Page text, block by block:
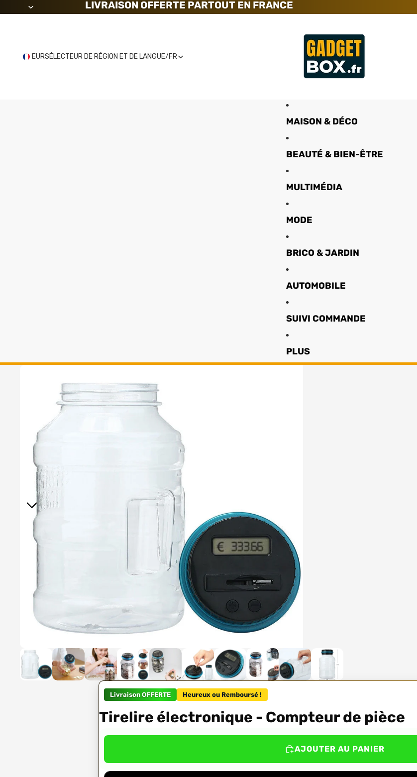
LIVRAISON OFFERTE PARTOUT EN FRANCE
EURSÉLECTEUR DE RÉGION ET DE LANGUE/FR
MAISON & DÉCO
BEAUTÉ & BIEN-ÊTRE
MULTIMÉDIA
MODE
BRICO & JARDIN
AUTOMOBILE
SUIVI COMMANDE
PLUS
Livraison OFFERTE Heureux ou Remboursé !
Tirelire électronique - Compteur de pièce
AJOUTER AU PANIER